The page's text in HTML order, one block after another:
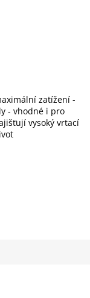
zatížení -
- vhodné i pro
vysoký vrtací